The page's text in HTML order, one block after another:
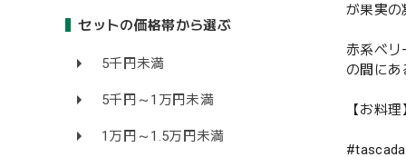
セットの価格帯から選ぶ
5千円未満
5千円～1万円未満
1万円～1.5万円未満
が果実の
赤系ベリ
の間に
【お料